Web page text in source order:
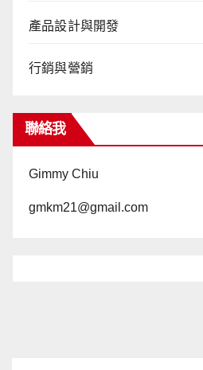
產品設計與開發
行銷與營銷
聯絡我
Gimmy Chiu
gmkm21@gmail.com